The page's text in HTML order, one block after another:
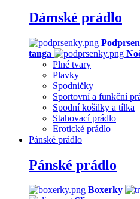
Dámské prádlo
tanga
Plné tvary
Plavky
Spodničky
Sportovní a funkční
Spodní košilky a tílka
Stahovací prádlo
Erotické prádlo
Pánské prádlo
Pánské prádlo
Boxerky